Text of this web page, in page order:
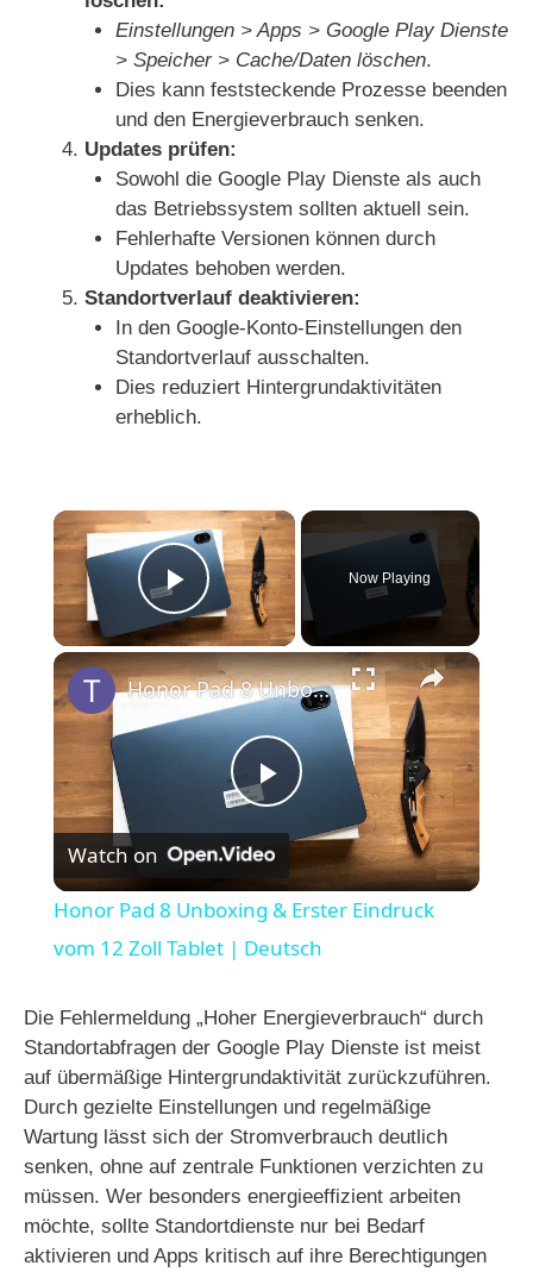
Einstellungen > Apps > Google Play Dienste
> Speicher > Cache/Daten löschen.
Dies kann feststeckende Prozesse beenden
und den Energieverbrauch senken.
Updates prüfen:
Sowohl die Google Play Dienste als auch
das Betriebssystem sollten aktuell sein.
Fehlerhafte Versionen können durch
Updates behoben werden.
Standortverlauf deaktivieren:
In den Google-Konto-Einstellungen den
Standortverlauf ausschalten.
Dies reduziert Hintergrundaktivitäten
erheblich.
×
Play Video
Now Playing
×
P
a
y
V
i
d
Honor Pad 8 Unboxing & Erster Eindruck vom 12 Zoll Tablet | Deutsch
Watch on
Honor Pad 8 Unboxing & Erster Eindruck
vom 12 Zoll Tablet | Deutsch
Die Fehlermeldung „Hoher Energieverbrauch“ durch
Standortabfragen der Google Play Dienste ist meist
auf übermäßige Hintergrundaktivität zurückzuführen.
Durch gezielte Einstellungen und regelmäßige
Wartung lässt sich der Stromverbrauch deutlich
senken, ohne auf zentrale Funktionen verzichten zu
müssen. Wer besonders energieeffizient arbeiten
möchte, sollte Standortdienste nur bei Bedarf
aktivieren und Apps kritisch auf ihre Berechtigungen